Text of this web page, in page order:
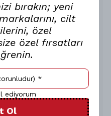
Tattoo Velvet
Lüks
Deyin!
bitisle birlestiren bir dudak
Merythod’un çok satan Reel
bir sekilde öne çikmasini
Sürdüren
bırakın; yeni
cilt
özel
özel fırsatları
ediyorum
Ol